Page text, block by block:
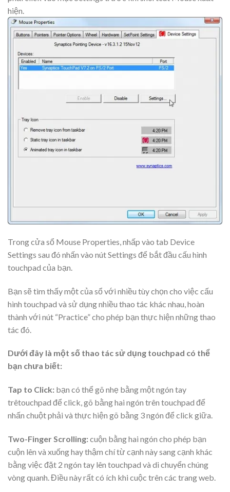
hiện.
Trong cửa sổ Mouse Properties, nhấp vào tab Device
Settings sau đó nhấn vào nút Settings để bắt đầu cấu hình
touchpad của bạn.
Bạn sẽ tìm thấy một của sổ với nhiều tùy chọn cho việc cấu
hình touchpad và sử dụng nhiều thao tác khác nhau, hoàn
thành với nút “Practice” cho phép bạn thực hiện những thao
tác đó.
Dưới đây là một số thao tác sử dụng touchpad có thể
bạn chưa biết:
Tap to Click: bạn có thể gõ nhẹ bằng một ngón tay
trêtouchpad để click, gõ bằng hai ngón trên touchpad để
nhấn chuột phải và thực hiện gõ bằng 3 ngón để click giữa.
Two-Finger Scrolling:cuộn bằng hai ngón cho phép bạn
cuộn lên và xuống hay thậm chí từ cạnh này sang cạnh khác
bằng việc đặt 2 ngón tay lên touchpad và di chuyển chúng
vòng quanh. Điều này rất có ích khi cuộc trên các trang web.